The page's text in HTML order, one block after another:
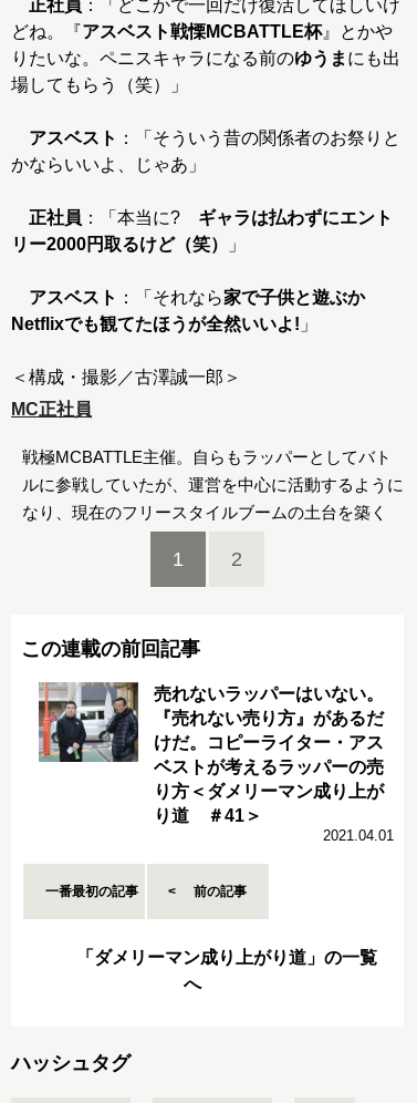
正社員 ：「どこかで一回だけ復活してほしいけ
どね。『アスベスト戦慄MCBATTLE杯』とかや
りたいな。ペニスキャラになる前のゆうま にも出
場してもらう（笑）」
アスベスト ：「そういう昔の関係者のお祭りと
かならいいよ、じゃあ」
正社員 ：「本当に? ギャラは払わずにエント
リー2000円取るけど（笑）
」
アスベスト ：「それなら家で子供と遊ぶか
Netflixでも観てたほうが全然いいよ! 」
＜構成・撮影／古澤誠一郎＞
MC正社員
戦極MCBATTLE主催。自らもラッパーとしてバト
ルに参戦していたが、運営を中心に活動するように
なり、現在のフリースタイルブームの土台を築く
1 2
この連載の前回記事
売れないラッパーはいない。
『売れない売り方』があるだ
けだ。コピーライター・アス
ベストが考えるラッパーの売
り方＜ダメリーマン成り上が
り道 ＃41＞
2021.04.01
一番最初の記事 前の記事
「ダメリーマン成り上がり道」の一覧
へ
ハッシュタグ